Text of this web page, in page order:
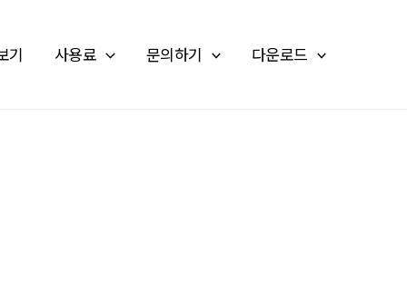
기 사용료 문의하기 다운로드